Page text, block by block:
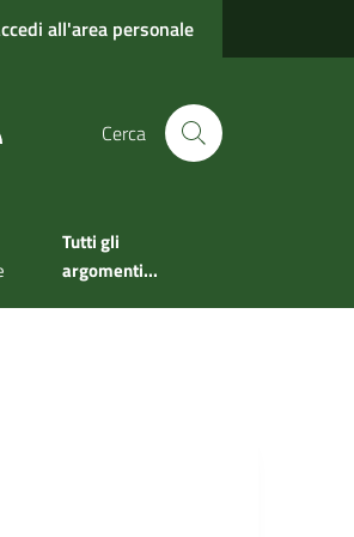
all'area personale
Cerca
Tutti gli
argomenti...